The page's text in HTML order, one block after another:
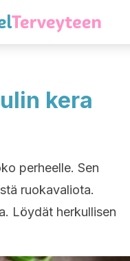
kera
perheelle. Sen
ruokavaliota.
Löydät herkullisen